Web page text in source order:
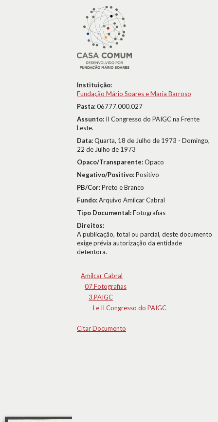
Instituição:
Fundação Mário Soares e Maria Barroso
Pasta:06777.000.027
Assunto: II Congresso do PAIGC na Frente
Leste.
Data:Quarta, 18 de Julho de 1973 - Domingo,
22 de Julho de 1973
Opaco/Transparente:Opaco
Negativo/Positivo:Positivo
PB/Cor:Preto e Branco
Fundo:Arquivo Amílcar Cabral
Tipo Documental:Fotografias
Direitos:
A publicação, total ou parcial, deste documento
exige prévia autorização da entidade
detentora.
Amílcar Cabral
07.Fotografias
3.PAIGC
I e II Congresso do PAIGC
Citar Documento